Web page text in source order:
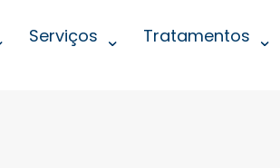
Serviços Tratamentos